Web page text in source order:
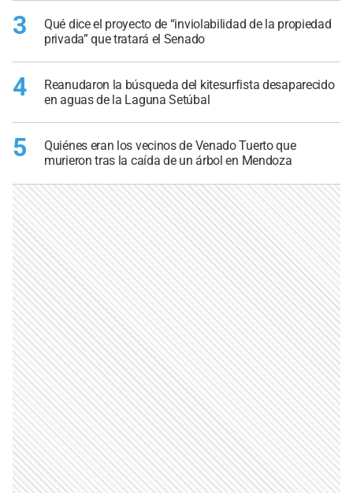
3
Qué dice el proyecto de “inviolabilidad de la propiedad
privada” que tratará el Senado
4
Reanudaron la búsqueda del kitesurfista desaparecido
en aguas de la Laguna Setúbal
5
Quiénes eran los vecinos de Venado Tuerto que
murieron tras la caída de un árbol en Mendoza